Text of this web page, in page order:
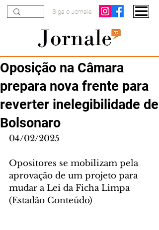
Siga o Jornale
Oposição na Câmara
prepara nova frente para
reverter inelegibilidade de
Bolsonaro
04/02/2025
Opositores se mobilizam pela
aprovação de um projeto para
mudar a Lei da Ficha Limpa
(Estadão Conteúdo)